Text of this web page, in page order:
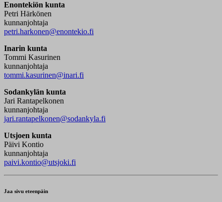
Enontekiön kunta
Petri Härkönen
kunnanjohtaja
petri.harkonen@enontekio.fi
Inarin kunta
Tommi Kasurinen
kunnanjohtaja
tommi.kasurinen@inari.fi
Sodankylän kunta
Jari Rantapelkonen
kunnanjohtaja
jari.rantapelkonen@sodankyla.fi
Utsjoen kunta
Päivi Kontio
kunnanjohtaja
paivi.kontio@utsjoki.fi
Jaa sivu eteenpäin